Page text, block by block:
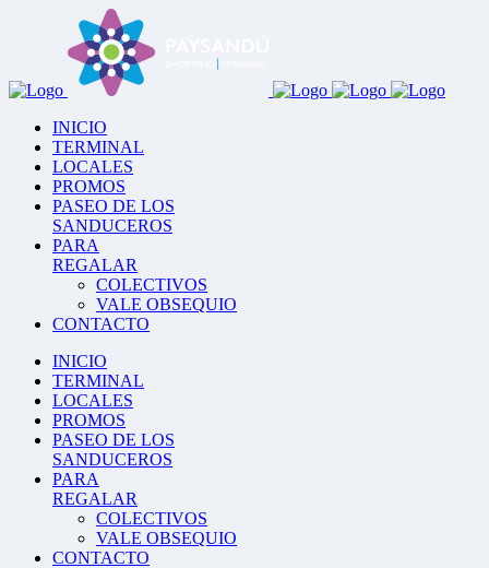
INICIO
TERMINAL
LOCALES
PROMOS
PASEO DE LOS
SANDUCEROS
PARA
REGALAR
COLECTIVOS
VALE OBSEQUIO
CONTACTO
INICIO
TERMINAL
LOCALES
PROMOS
PASEO DE LOS
SANDUCEROS
PARA
REGALAR
COLECTIVOS
VALE OBSEQUIO
CONTACTO